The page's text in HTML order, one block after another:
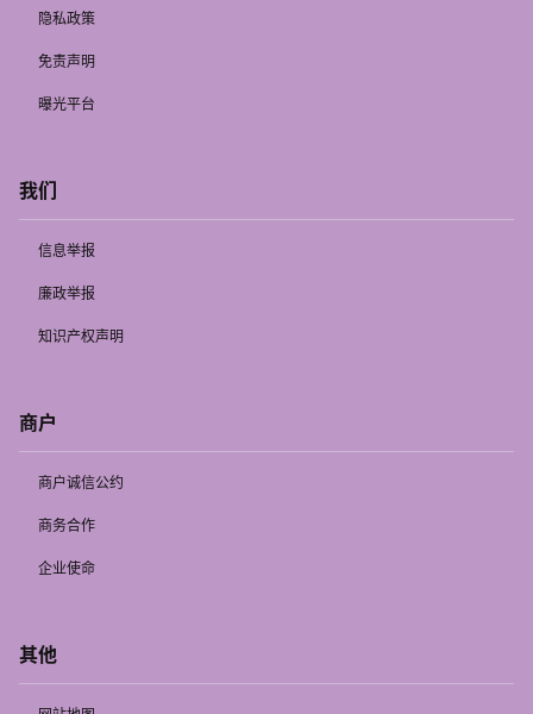
隐私政策
免责声明
曝光平台
我们
信息举报
廉政举报
知识产权声明
商户
商户诚信公约
商务合作
企业使命
其他